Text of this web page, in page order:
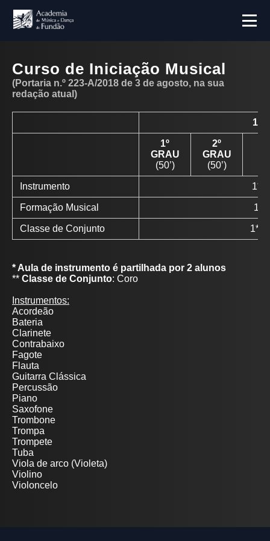
Curso de Iniciação Musical
(Portaria n.º 223-A/2018 de 3 de agosto, na sua
redação atual)
1º
1º
GRAU
(50’)
2º
GRAU
(50’)
Instrumento 1*
Formação Musical 1
Classe de Conjunto 1**
* Aula de instrumento é partilhada por 2 alunos
** Classe de Conjunto: Coro
Instrumentos:
Acordeão
Bateria
Clarinete
Contrabaixo
Fagote
Flauta
Guitarra Clássica
Percussão
Piano
Saxofone
Trombone
Trompa
Trompete
Tuba
Viola de arco (Violeta)
Violino
Violoncelo